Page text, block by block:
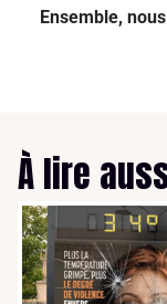
Ensemble,
À lire